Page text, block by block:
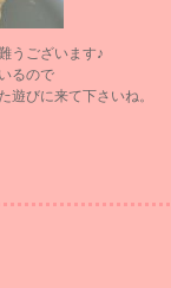
うございます♪
るので
遊びに来て下さいね。